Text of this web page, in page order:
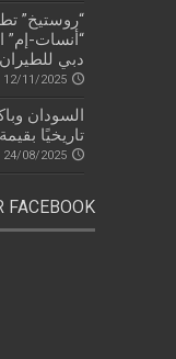
“أنسات-إم”
دبي للطيران 2025
12/11/2025
السودان
تاريخيًا بقيمة 1.5 مليار دولار
24/08/2025
FACEBOOK